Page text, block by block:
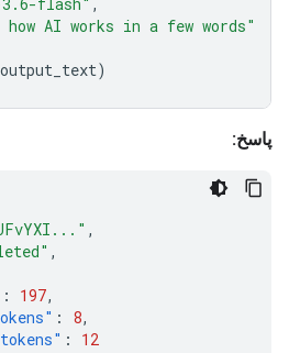
how AI works in a few words"
.output_text
پاسخ:
: 197
:
: 12